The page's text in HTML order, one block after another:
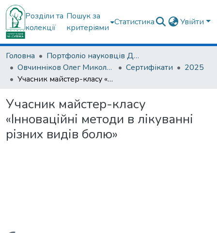
Розділи та
колекції
Пошук за
критеріями
Статистика Увійти
Головна
Портфоліо науковців ДУ "ІПХС ім. проф. М.І. Ситенка"
Овчинніков Олег Миколайович
Сертифікати
2025
Учасник майстер-класу «Інноваційні методи в лікуванні різних видів болю»
Учасник майстер-класу
«Інноваційні методи в лікуванні
різних видів болю»